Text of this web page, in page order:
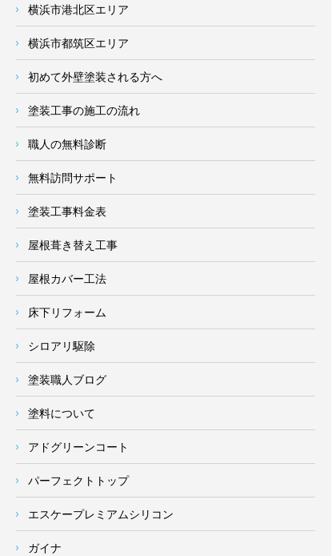
横浜市港北区エリア
横浜市都筑区エリア
初めて外壁塗装される方へ
塗装工事の施工の流れ
職人の無料診断
無料訪問サポート
塗装工事料金表
屋根葺き替え工事
屋根カバー工法
床下リフォーム
シロアリ駆除
塗装職人ブログ
塗料について
アドグリーンコート
パーフェクトトップ
エスケープレミアムシリコン
ガイナ